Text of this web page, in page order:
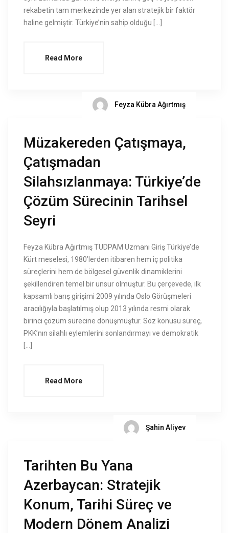
rekabetin tam merkezinde yer alan stratejik bir faktör
haline gelmiştir. Türkiye’nin sahip olduğu […]
Read More
Feyza Kübra Ağırtmış
Müzakereden Çatışmaya,
Çatışmadan
Silahsızlanmaya: Türkiye’de
Çözüm Sürecinin Tarihsel
Seyri
Feyza Kübra Ağırtmış TUDPAM Uzmanı Giriş Türkiye’de
Kürt meselesi, 1980’lerden itibaren hem iç politika
süreçlerini hem de bölgesel güvenlik dinamiklerini
şekillendiren temel bir unsur olmuştur. Bu çerçevede, ilk
kapsamlı barış girişimi 2009 yılında Oslo Görüşmeleri
aracılığıyla başlatılmış olup 2013 yılında resmi olarak
birinci çözüm sürecine dönüşmüştür. Söz konusu süreç,
PKK’nın silahlı eylemlerini sonlandırmayı ve demokratik
[…]
Read More
Şahin Aliyev
Tarihten Bu Yana
Azerbaycan: Stratejik
Konum, Tarihi Süreç ve
Modern Dönem Analizi